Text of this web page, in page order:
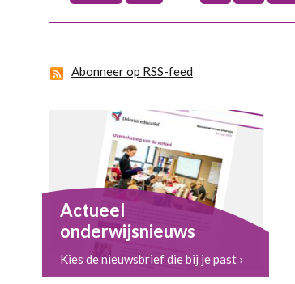
Abonneer op RSS-feed
Actueel
onderwijsnieuws
Kies de nieuwsbrief die bij je past ›